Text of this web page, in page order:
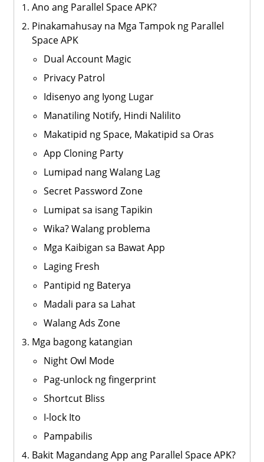
Ano ang Parallel Space APK?
Pinakamahusay na Mga Tampok ng Parallel
Space APK
Dual Account Magic
Privacy Patrol
Idisenyo ang Iyong Lugar
Manatiling Notify, Hindi Nalilito
Makatipid ng Space, Makatipid sa Oras
App Cloning Party
Lumipad nang Walang Lag
Secret Password Zone
Lumipat sa isang Tapikin
Wika? Walang problema
Mga Kaibigan sa Bawat App
Laging Fresh
Pantipid ng Baterya
Madali para sa Lahat
Walang Ads Zone
Mga bagong katangian
Night Owl Mode
Pag-unlock ng fingerprint
Shortcut Bliss
I-lock Ito
Pampabilis
Bakit Magandang App ang Parallel Space APK?